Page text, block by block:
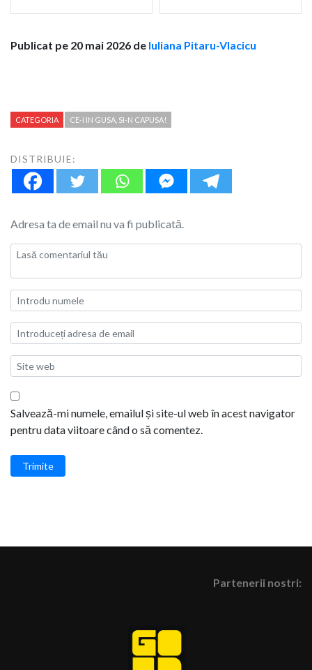
Publicat pe 20 mai 2026 de Iuliana Pitaru-Vlacicu
CATEGORIA CE-I IN GUSA, SI-N CAPUSA!
DISTRIBUIE:
Adresa ta de email nu va fi publicată.
Salvează-mi numele, emailul și site-ul web în acest navigator
pentru data viitoare când o să comentez.
Trimite
Partenerii nostri: